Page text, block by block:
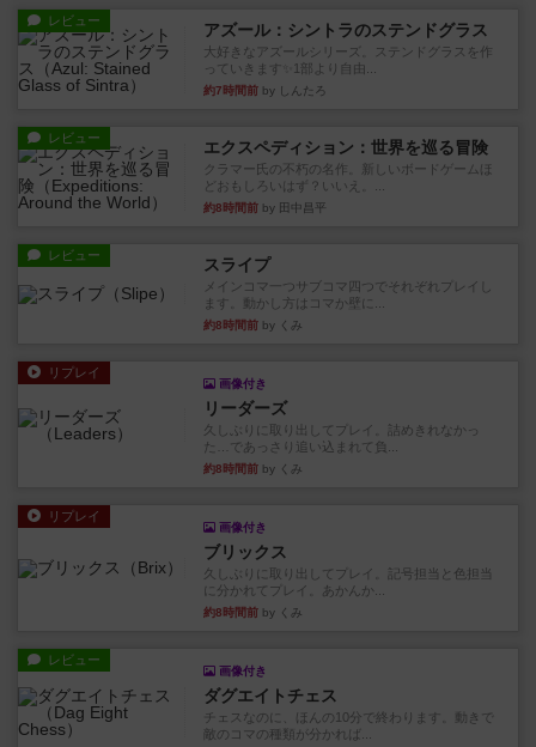
レビュー アズール：シントラのステンドグラス
大好きなアズールシリーズ。ステンドグラスを作
っていきます✨1部より自由...
約7時間前 by しんたろ
レビュー エクスペディション：世界を巡る冒険
クラマー氏の不朽の名作。新しいボードゲームほ
どおもしろいはず？いいえ。...
約8時間前 by 田中昌平
レビュー スライプ
メインコマ一つサブコマ四つでそれぞれプレイし
ます。動かし方はコマか壁に...
約8時間前 by くみ
リプレイ
画像付き
リーダーズ
久しぶりに取り出してプレイ。詰めきれなかっ
た…であっさり追い込まれて負...
約8時間前 by くみ
リプレイ
画像付き
ブリックス
久しぶりに取り出してプレイ。記号担当と色担当
に分かれてプレイ。あかんか...
約8時間前 by くみ
レビュー
画像付き
ダグエイトチェス
チェスなのに、ほんの10分で終わります。動きで
敵のコマの種類が分かれば...